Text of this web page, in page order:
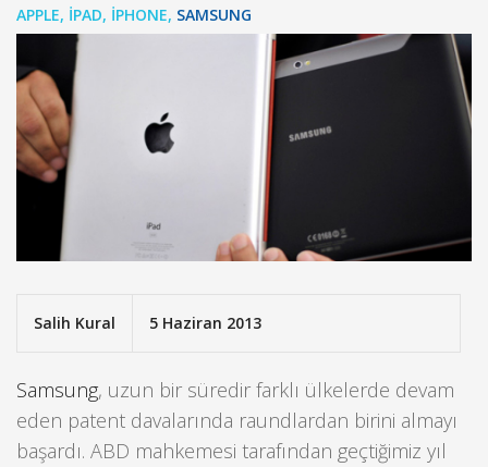
APPLE, IPAD, IPHONE, SAMSUNG
Salih Kural 5 Haziran 2013
Samsung, uzun bir süredir farklı ülkelerde devam
eden patent davalarında raundlardan birini almayı
başardı. ABD mahkemesi tarafından geçtiğimiz yıl